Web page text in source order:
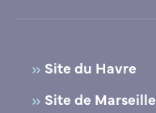
Site du Havre
10, Quai Frissard
76600 Le Havre
Site de Marseille